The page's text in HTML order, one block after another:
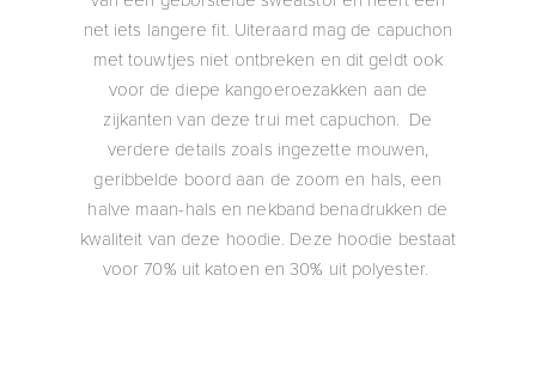
net iets langere fit. Uiteraard mag de capuchon
met touwtjes niet ontbreken en dit geldt ook
voor de diepe kangoeroezakken aan de
zijkanten van deze trui met capuchon. De
verdere details zoals ingezette mouwen,
geribbelde boord aan de zoom en hals, een
halve maan-hals en nekband benadrukken de
kwaliteit van deze hoodie. Deze hoodie bestaat
voor 70% uit katoen en 30% uit polyester.